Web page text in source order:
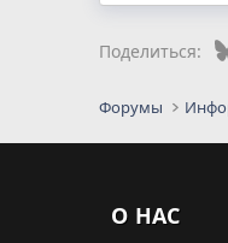
Поделиться:
Форумы
О НАС